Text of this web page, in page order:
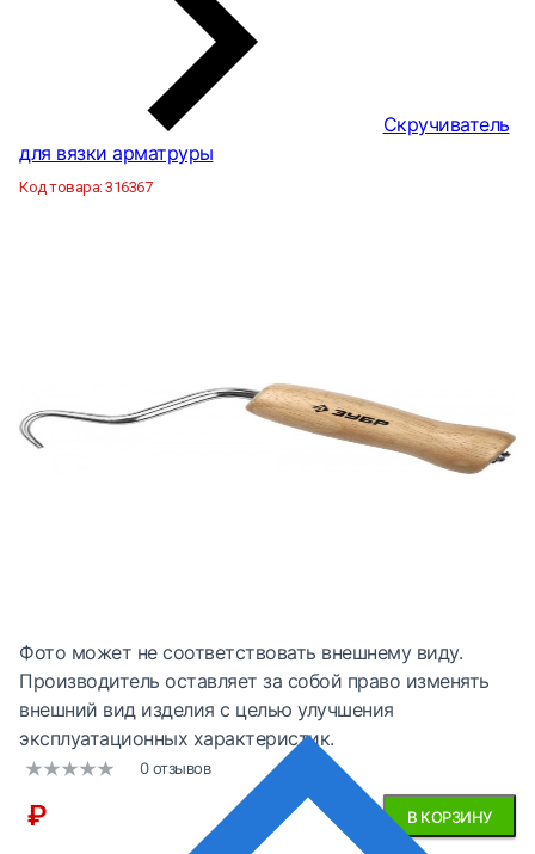
Скручиватель
для вязки арматруры
Код товара:316367
Фото может не соответствовать внешнему виду.
Производитель оставляет за собой право изменять
внешний вид изделия с целью улучшения
эксплуатационных характеристик.
0 отзывов
₽ В КОРЗИНУ